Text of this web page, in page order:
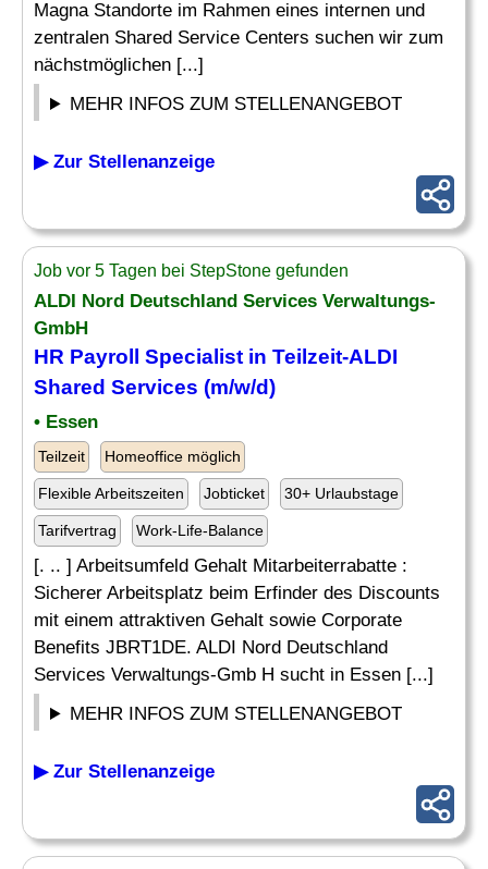
Magna Standorte im Rahmen eines internen und
zentralen Shared Service Centers suchen wir zum
nächstmöglichen [...]
MEHR INFOS ZUM STELLENANGEBOT
▶ Zur Stellenanzeige
Job vor 5 Tagen bei StepStone gefunden
ALDI Nord Deutschland Services Verwaltungs-
GmbH
HR Payroll Specialist in Teilzeit-ALDI
Shared Services (m/w/d)
• Essen
Teilzeit Homeoffice möglich
Flexible Arbeitszeiten Jobticket 30+ Urlaubstage
Tarifvertrag Work-Life-Balance
[. .. ] Arbeitsumfeld Gehalt Mitarbeiterrabatte :
Sicherer Arbeitsplatz beim Erfinder des Discounts
mit einem attraktiven Gehalt sowie Corporate
Benefits JBRT1DE. ALDI Nord Deutschland
Services Verwaltungs-Gmb H sucht in Essen [...]
MEHR INFOS ZUM STELLENANGEBOT
▶ Zur Stellenanzeige